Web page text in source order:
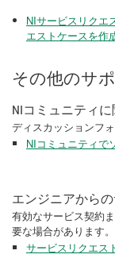
NIサービスリクエ
エストケースを作
その他のサ
NIコミュニティに
ディスカッションフ
NIコミュニティで
エンジニアから
有効なサービス契約
要な場合があります
サービスリクエス